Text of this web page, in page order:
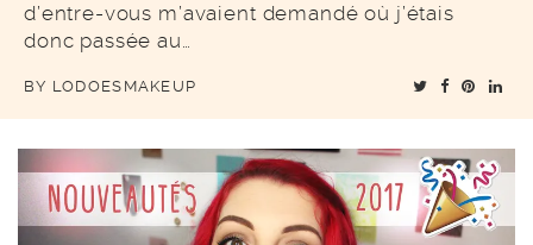
d’entre-vous m’avaient demandé où j’étais
donc passée au…
BY LODOESMAKEUP